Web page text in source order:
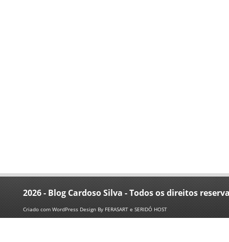
2026 - Blog Cardoso Silva - Todos os direitos
Criado com WordPress Design By FERASART e SERIDÓ HOST